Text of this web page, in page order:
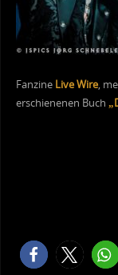
FanzineLive Wire,
erschienenen Buch